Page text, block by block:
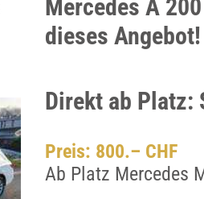
Mercedes A
dieses Angebot!
Direkt ab Platz:
Preis: 800.– CHF
Ab Platz Mercedes